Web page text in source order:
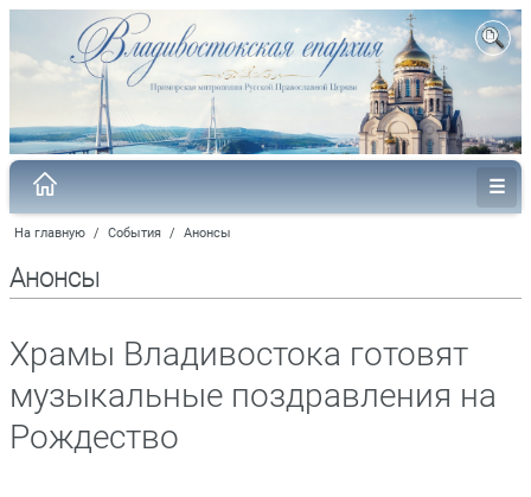
На главную / События / Анонсы
Анонсы
Храмы Владивостока готовят
музыкальные поздравления на
Рождество